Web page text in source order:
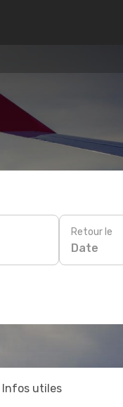
Retour le
Date
Infos utiles